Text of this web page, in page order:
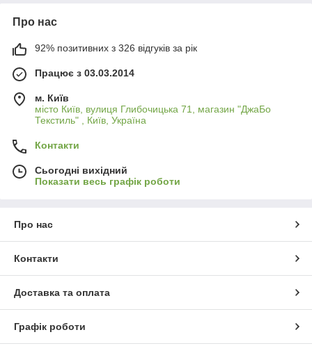
Про нас
92% позитивних з 326 відгуків за рік
Працює з 03.03.2014
м. Київ
місто Київ, вулиця Глибочицька 71, магазин "ДжаБо
Текстиль" , Київ, Україна
Контакти
Сьогодні вихідний
Показати весь графік роботи
Про нас
Контакти
Доставка та оплата
Графік роботи